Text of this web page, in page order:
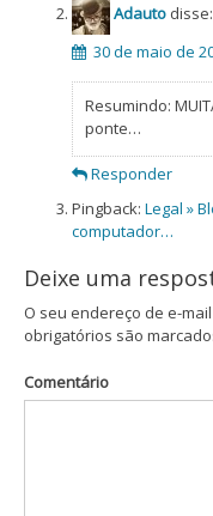
Adauto disse:
30 de maio de
Resumindo:
ponte…
Responder
Pingback: Legal »
computador…
Deixe uma
O seu endereço de e-
obrigatórios são
Comentário